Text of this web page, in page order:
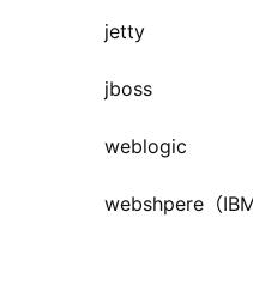
jetty
jboss
weblogic
webshpere（IBM